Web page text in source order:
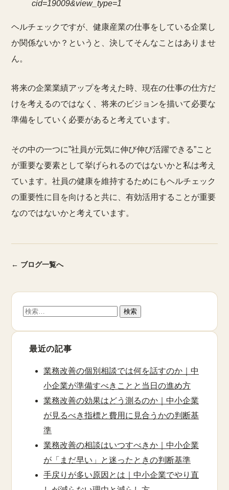
cid=19009&view_type=1
ヘルチェックですが、健康産業の仕事をしている企業し
か関係ないか？というと、決してそんなことはありませ
ん。
将来の企業業績アップを考えた時、現在の仕事の仕方だ
けを考えるのではなく、将来のビジョンを描いて必要な
準備をしていく必要があると考えています。
その中の一つに”社員が元気に伸び伸び活躍できる”こと
が重要な要素として挙げられるのではないかと私は考え
ています。社員の健康を維持するためにもヘルチェック
の重要性に目を向けると共に、有効活用することが重要
なのではないかと考えています。
← ブログ一覧へ
検
最近の記事
業務改善の個別相談では何を話すのか｜中
小企業が準備すべきことと当日の進め方
業務改善の効果はどう測るのか｜中小企業
が見るべき指標と費用に見合うかの判断基
準
業務改善の相談はいつすべきか｜中小企業
が「まだ早い」と迷ったときの判断基準
手戻りが多い原因とは｜中小企業でやり直